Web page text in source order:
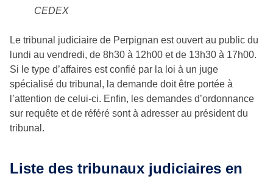
CEDEX
Le tribunal judiciaire de Perpignan est ouvert au public du
lundi au vendredi, de 8h30 à 12h00 et de 13h30 à 17h00.
Si le type d’affaires est confié par la loi à un juge
spécialisé du tribunal, la demande doit être portée à
l’attention de celui-ci. Enfin, les demandes d’ordonnance
sur requête et de référé sont à adresser au président du
tribunal.
Liste des tribunaux judiciaires en